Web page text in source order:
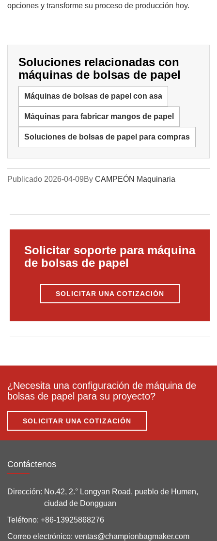
opciones y transforme su proceso de producción hoy.
Soluciones relacionadas con
máquinas de bolsas de papel
Máquinas de bolsas de papel con asa
Máquinas para fabricar mangos de papel
Soluciones de bolsas de papel para compras
Publicado 2026-04-09By CAMPEÓN Maquinaria
Solicitar soporte para máquina
de bolsas de papel
SOLICITAR UNA COTIZACIÓN
¿Necesita una configuración de máquina de
bolsas de papel para su proyecto?
SOLICITAR UNA COTIZACIÓN
Contáctenos
Dirección: No.42, 2.° Longyan Road, pueblo de Humen,
ciudad de Dongguan
Teléfono: +86-13925868276
Correo electrónico: ventas@championbagmaker.com